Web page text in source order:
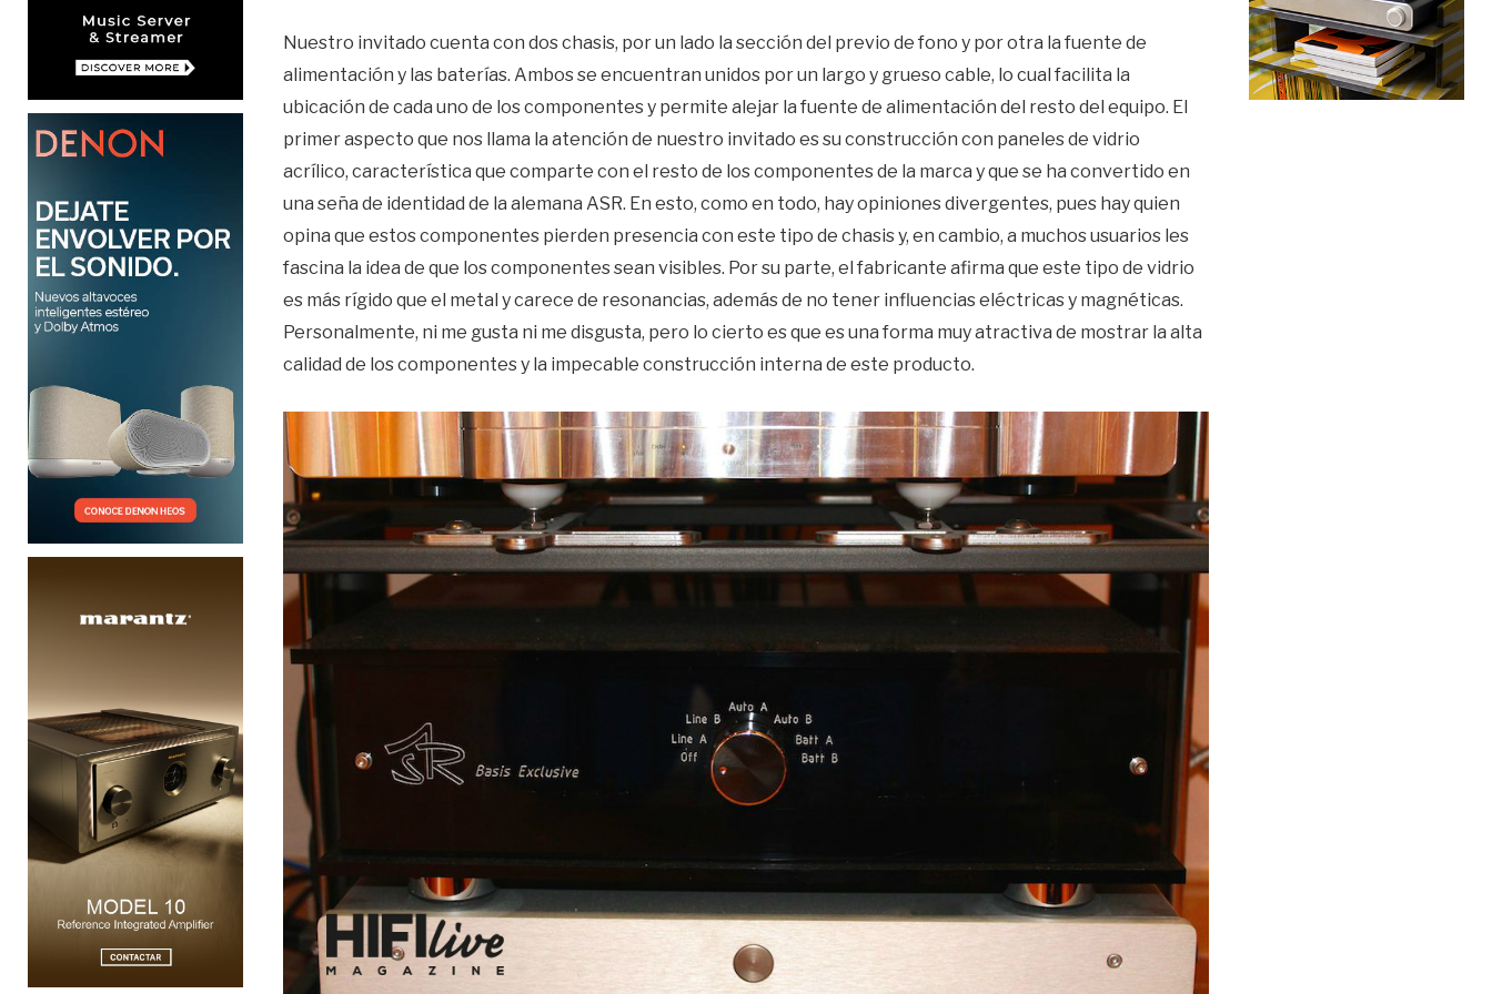
Nuestro invitado cuenta con dos chasis, por un lado la sección del previo de fono y por otra la fuente de
alimentación y las baterías. Ambos se encuentran unidos por un largo y grueso cable, lo cual facilita la
ubicación de cada uno de los componentes y permite alejar la fuente de alimentación del resto del equipo. El
primer aspecto que nos llama la atención de nuestro invitado es su construcción con paneles de vidrio
acrílico, característica que comparte con el resto de los componentes de la marca y que se ha convertido en
una seña de identidad de la alemana ASR. En esto, como en todo, hay opiniones divergentes, pues hay quien
opina que estos componentes pierden presencia con este tipo de chasis y, en cambio, a muchos usuarios les
fascina la idea de que los componentes sean visibles. Por su parte, el fabricante afirma que este tipo de vidrio
es más rígido que el metal y carece de resonancias, además de no tener influencias eléctricas y magnéticas.
Personalmente, ni me gusta ni me disgusta, pero lo cierto es que es una forma muy atractiva de mostrar la alta
calidad de los componentes y la impecable construcción interna de este producto.